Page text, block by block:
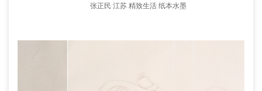
张正民 江苏 精致生活 纸本水墨